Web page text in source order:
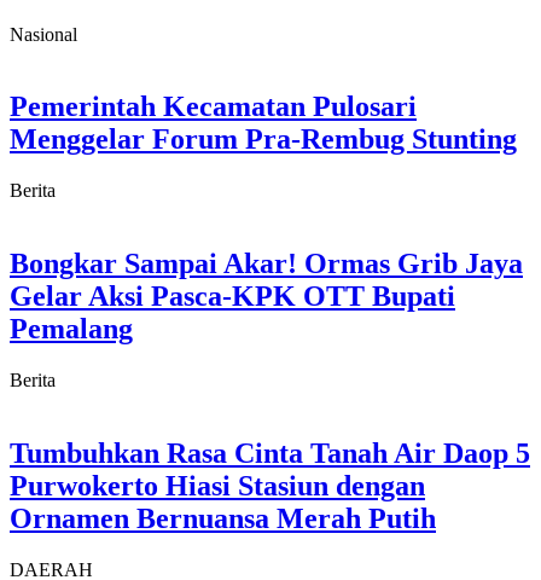
Nasional
Pemerintah Kecamatan Pulosari
Menggelar Forum Pra-Rembug Stunting
Berita
Bongkar Sampai Akar! Ormas Grib Jaya
Gelar Aksi Pasca-KPK OTT Bupati
Pemalang
Berita
Tumbuhkan Rasa Cinta Tanah Air Daop 5
Purwokerto Hiasi Stasiun dengan
Ornamen Bernuansa Merah Putih
DAERAH